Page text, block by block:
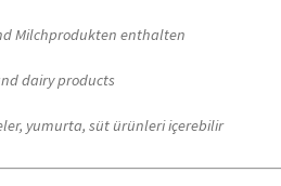
Milchprodukten enthalten
dairy products
yumurta, süt ürünleri içerebilir